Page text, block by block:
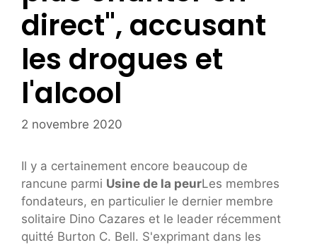
direct", accusant
les drogues et
l'alcool
2 novembre 2020
Il y a certainement encore beaucoup de
rancune parmi Usine de la peurLes membres
fondateurs, en particulier le dernier membre
solitaire Dino Cazares et le leader récemment
quitté Burton C. Bell. S'exprimant dans les